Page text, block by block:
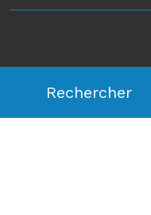
Rechercher